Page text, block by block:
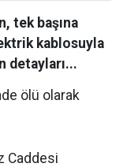
tek başına
kablosuyla
detayları...
ölü olarak
Caddesi